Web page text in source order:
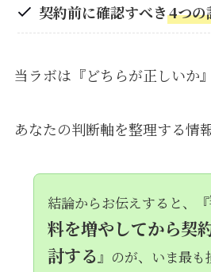
契約前に確認すべき4つの
当ラボは『どちらが正しいか
あなたの判断軸を整理する情
結論からお伝えすると、『
料を増やしてから契
討する 』のが、いま最も